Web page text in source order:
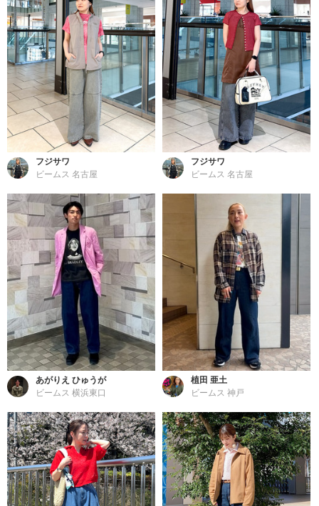
フジサワ
ビームス 名古屋
フジサワ
ビームス 名古屋
あがりえ ひゅうが
ビームス 横浜東口
植田 亜土
ビームス 神戸